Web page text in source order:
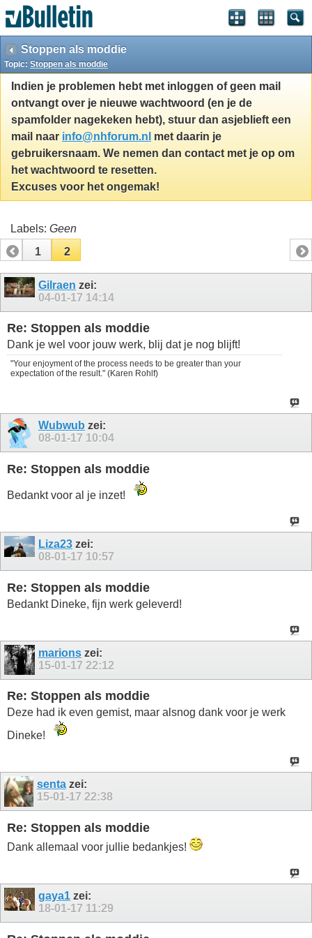
Stoppen als moddie
Topic: Stoppen als moddie
Indien je problemen hebt met inloggen of geen mail
ontvangt over je nieuwe wachtwoord (en je de
spamfolder nagekeken hebt), stuur dan asjeblieft een
mail naar info@nhforum.nl met daarin je
gebruikersnaam. We nemen dan contact met je op om
het wachtwoord te resetten.
Excuses voor het ongemak!
Labels: Geen
1
2
Gilraen zei:
04-01-17 14:14
Re: Stoppen als moddie
Dank je wel voor jouw werk, blij dat je nog blijft!
"Your enjoyment of the process needs to be greater than your
expectation of the result." (Karen Rohlf)
Wubwub zei:
08-01-17 10:04
Re: Stoppen als moddie
Bedankt voor al je inzet!
Liza23 zei:
08-01-17 10:57
Re: Stoppen als moddie
Bedankt Dineke, fijn werk geleverd!
marions zei:
15-01-17 22:12
Re: Stoppen als moddie
Deze had ik even gemist, maar alsnog dank voor je werk
Dineke!
sentazei:
15-01-17 22:38
Re: Stoppen als moddie
Dank allemaal voor jullie bedankjes!
gaya1 zei:
18-01-17 11:29